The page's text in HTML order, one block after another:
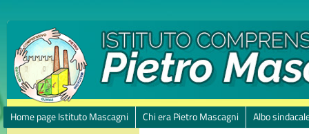
Home page Istituto Mascagni Chi era Pietro Mascagni Albo